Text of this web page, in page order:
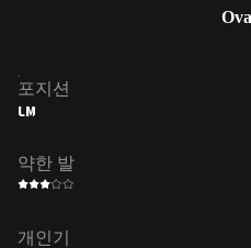
포지션
LM
약한 발
개인기